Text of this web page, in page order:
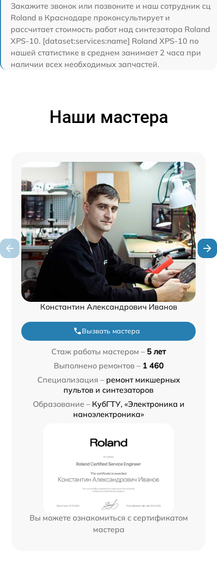
Закажите звонок или позвоните и наш сотрудник сц
Roland в Краснодаре проконсультирует и
рассчитает стоимость работ над синтезатора Roland
XPS-10. [dataset:services:name] Roland XPS-10 по
нашей статистике в среднем занимает 2 часа при
наличии всех необходимых запчастей.
Наши мастера
Константин Александрович Иванов
Вызвать мастера
Стаж работы мастером – 5 лет
Выполнено ремонтов – 1 460
Специализация – ремонт микшерных
пультов и синтезаторов
Образование – КубГТУ, «Электроника и
наноэлектроника»
Вы можете ознакомиться с сертификатом
мастера